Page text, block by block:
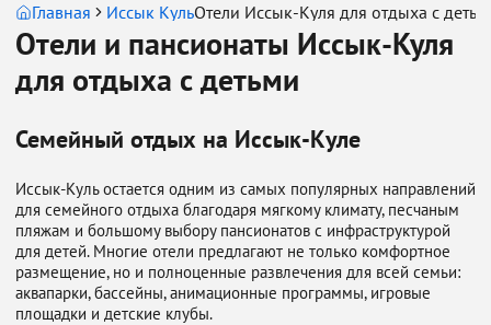
Главная Иссык КульОтели Иссык-Куля для отдыха с
Отели и пансионаты Иссык-Куля
для отдыха с детьми
Семейный отдых на Иссык-Куле
Иссык-Куль остается одним из самых популярных направлений
для семейного отдыха благодаря мягкому климату, песчаным
пляжам и большому выбору пансионатов с инфраструктурой
для детей. Многие отели предлагают не только комфортное
размещение, но и полноценные развлечения для всей семьи:
аквапарки, бассейны, анимационные программы, игровые
площадки и детские клубы.